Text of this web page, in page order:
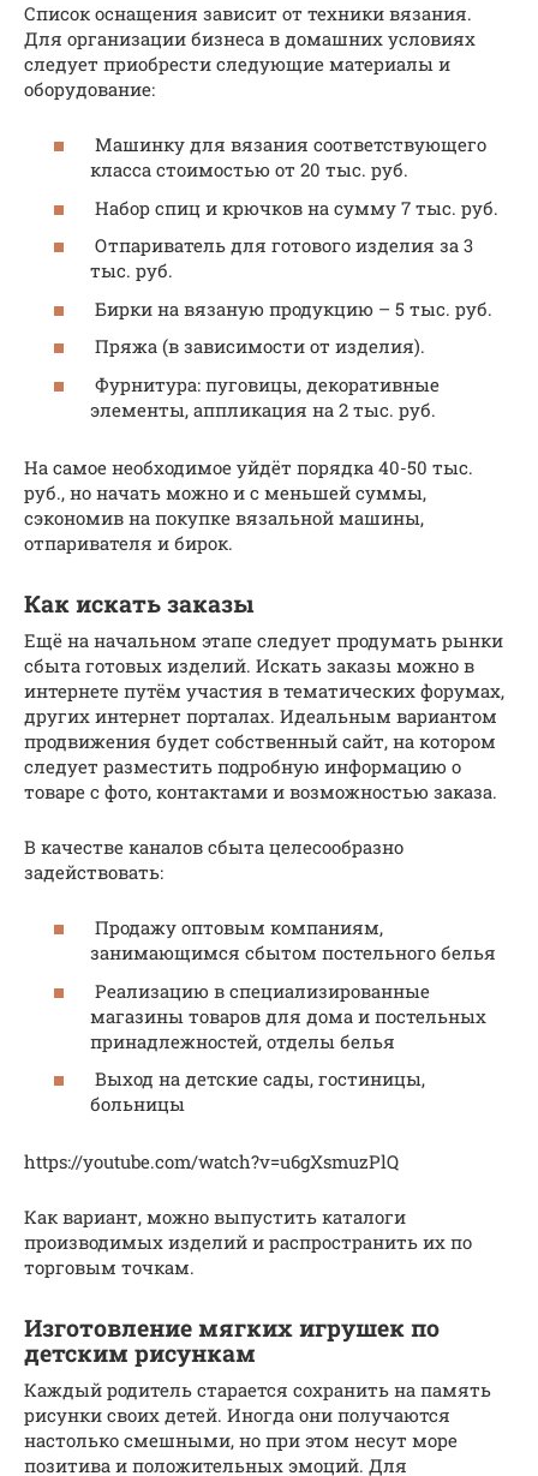
Список оснащения зависит от техники вязания.
Для организации бизнеса в домашних условиях
следует приобрести следующие материалы и
оборудование:
Машинку для вязания соответствующего
класса стоимостью от 20 тыс. руб.
Набор спиц и крючков на сумму 7 тыс. руб.
Отпариватель для готового изделия за 3
тыс. руб.
Бирки на вязаную продукцию – 5 тыс. руб.
Пряжа (в зависимости от изделия).
Фурнитура: пуговицы, декоративные
элементы, аппликация на 2 тыс. руб.
На самое необходимое уйдёт порядка 40-50 тыс.
руб., но начать можно и с меньшей суммы,
сэкономив на покупке вязальной машины,
отпаривателя и бирок.
Как искать заказы
Ещё на начальном этапе следует продумать рынки
сбыта готовых изделий. Искать заказы можно в
интернете путём участия в тематических форумах,
других интернет порталах. Идеальным вариантом
продвижения будет собственный сайт, на котором
следует разместить подробную информацию о
товаре с фото, контактами и возможностью заказа.
В качестве каналов сбыта целесообразно
задействовать:
Продажу оптовым компаниям,
занимающимся сбытом постельного белья
Реализацию в специализированные
магазины товаров для дома и постельных
принадлежностей, отделы белья
Выход на детские сады, гостиницы,
больницы
https://youtube.com/watch?v=u6gXsmuzPlQ
Как вариант, можно выпустить каталоги
производимых изделий и распространить их по
торговым точкам.
Изготовление мягких игрушек по
детским рисункам
Каждый родитель старается сохранить на память
рисунки своих детей. Иногда они получаются
настолько смешными, но при этом несут море
позитива и положительных эмоций. Для